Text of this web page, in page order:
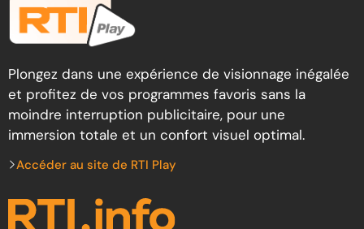
Plongez dans une expérience de visionnage inégalée
et profitez de vos programmes favoris sans la
moindre interruption publicitaire, pour une
immersion totale et un confort visuel optimal.
Accéder au site de RTI Play